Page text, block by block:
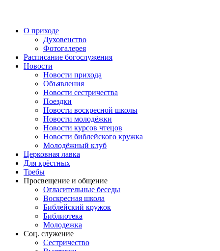
О приходе
Духовенство
Фотогалерея
Расписание богослужения
Новости
Новости прихода
Объявления
Новости сестричества
Поездки
Новости воскресной школы
Новости молодёжки
Новости курсов чтецов
Новости библейского кружка
Молодёжный клуб
Церковная лавка
Для крёстных
Требы
Просвещение и общение
Огласительные беседы
Воскресная школа
Библейский кружок
Библиотека
Молодежка
Соц. служение
Сестричество